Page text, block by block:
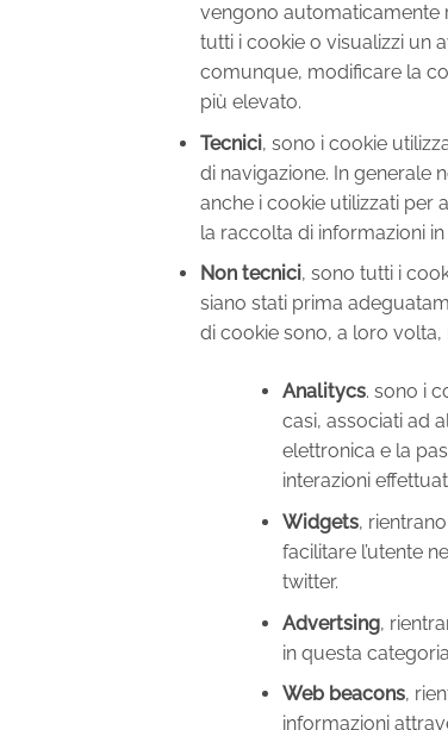
vengono automaticamente
tutti i cookie o visualizzi un
comunque, modificare la
più elevato.
Tecnici, sono i cookie
di navigazione. In generale
anche i cookie utilizzati per
la raccolta di informazioni
Non tecnici, sono tutti i
siano stati prima
di cookie sono, a loro
Analitycs. sono i
casi, associati ad
elettronica e la
interazioni
Widgets,
facilitare l’utente
twitter.
Advertsing,
in questa
Web beacons,
informazioni